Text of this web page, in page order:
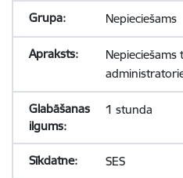
Nepieciešams
Nepieciešams
1 stunda
SES